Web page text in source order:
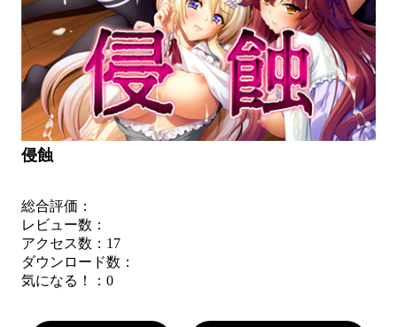
侵蝕
総合評価：
レビュー数：
アクセス数：17
ダウンロード数：
気になる！： 0